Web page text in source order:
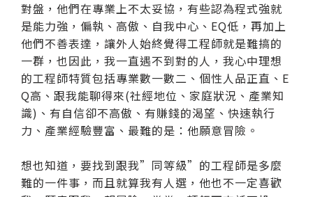
對盤，他們在專業上不太妥協，有些認為程式強就
是能力強，偏執、高傲、自我中心、EQ低，再加上
他們不善表達，讓外人始終覺得工程師就是難搞的
一群，也因此，我一直遇不到對的人，我心中理想
的工程師特質包括專業數一數二、個性人品正直、E
Q高、跟我能聊得來(社經地位、家庭狀況、產業知
識)、有自信卻不高傲、有賺錢的渴望、快速執行
力、產業經驗豐富、最難的是：他願意冒險。
想也知道，要找到跟我”同等級”的工程師是多麼
難的一件事，而且就算我有人選，他也不一定喜歡